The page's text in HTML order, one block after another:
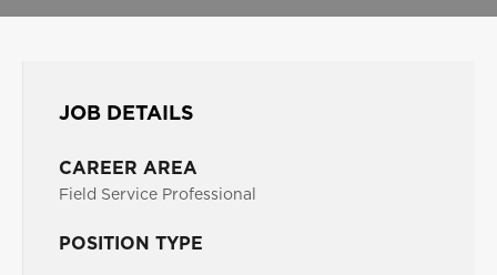
JOB DETAILS
CAREER AREA
Field Service Professional
POSITION TYPE